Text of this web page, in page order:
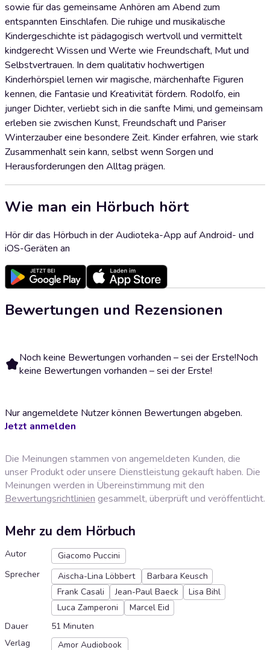
sowie für das gemeinsame Anhören am Abend zum
entspannten Einschlafen. Die ruhige und musikalische
Kindergeschichte ist pädagogisch wertvoll und vermittelt
kindgerecht Wissen und Werte wie Freundschaft, Mut und
Selbstvertrauen. In dem qualitativ hochwertigen
Kinderhörspiel lernen wir magische, märchenhafte Figuren
kennen, die Fantasie und Kreativität fördern. Rodolfo, ein
junger Dichter, verliebt sich in die sanfte Mimi, und gemeinsam
erleben sie zwischen Kunst, Freundschaft und Pariser
Winterzauber eine besondere Zeit. Kinder erfahren, wie stark
Zusammenhalt sein kann, selbst wenn Sorgen und
Herausforderungen den Alltag prägen.
Wie man ein Hörbuch hört
Hör dir das Hörbuch in der Audioteka-App auf Android- und
iOS-Geräten an
Bewertungen und Rezensionen
Noch keine Bewertungen vorhanden – sei der Erste!Noch
keine Bewertungen vorhanden – sei der Erste!
Nur angemeldete Nutzer können Bewertungen abgeben.
Jetzt anmelden
Die Meinungen stammen von angemeldeten Kunden, die
unser Produkt oder unsere Dienstleistung gekauft haben. Die
Meinungen werden in Übereinstimmung mit den
Bewertungsrichtlinien gesammelt, überprüft und veröffentlicht.
Mehr zu dem Hörbuch
Autor
Giacomo Puccini
Sprecher
Aischa-Lina Löbbert
Barbara Keusch
Frank Casali
Jean-Paul Baeck
Lisa Bihl
Luca Zamperoni
Marcel Eid
Dauer
51 Minuten
Verlag
Amor Audiobook